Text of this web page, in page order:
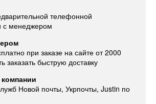
телефонной
с менеджером
при заказе на сайте от 2000
заказать быструю доставку
Новой почты, Укрпочты, Justin по